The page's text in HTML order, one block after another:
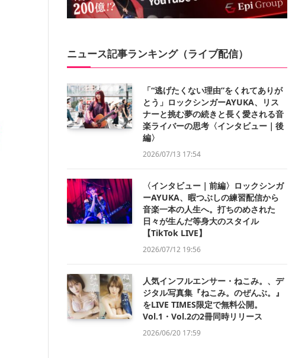
ニュース記事ランキング（ライブ配信）
「“逃げたくない理由”をくれてありが
とう」ロックシンガーAYUKA、リス
ナーと挑む夢の続きと長く愛される音
楽ライバーの思考〈インタビュー｜後
編〉
2026/07/13 17:54
〈インタビュー｜前編〉ロックシンガ
ーAYUKA、暇つぶしの練習配信から
音楽一本の人生へ。打ちのめされた
日々が生んだ等身大のスタイル
【TikTok LIVE】
2026/07/12 19:56
人気インフルエンサー・ねこみ。、デ
ジタル写真集『ねこみ。のぜんぶ。』
をLIVE TIMES限定で無料公開。
Vol.1・Vol.2の2冊同時リリース
2026/06/20 17:59